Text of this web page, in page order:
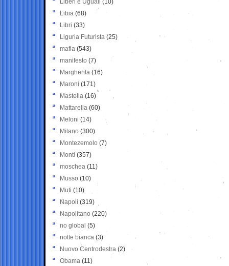
Liberi e Uguali (10)
Libia (68)
Libri (33)
Liguria Futurista (25)
mafia (543)
manifesto (7)
Margherita (16)
Maroni (171)
Mastella (16)
Mattarella (60)
Meloni (14)
Milano (300)
Montezemolo (7)
Monti (357)
moschea (11)
Musso (10)
Muti (10)
Napoli (319)
Napolitano (220)
no global (5)
notte bianca (3)
Nuovo Centrodestra (2)
Obama (11)